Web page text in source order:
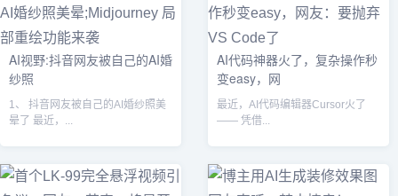
AI视野:抖音网友被自己的AI婚
纱照
1、 抖音网友被自己的AI婚纱照美
晕了 最近，...
AI代码神器火了，复杂操作秒
变easy，网
最近，AI代码编辑器Cursor火了
—— 凭借...